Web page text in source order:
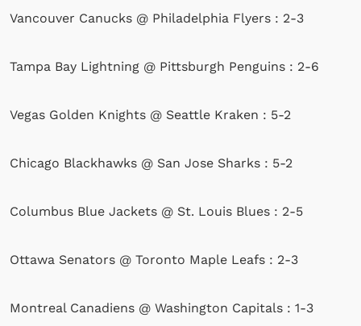
Vancouver Canucks @ Philadelphia Flyers : 2-3
Tampa Bay Lightning @ Pittsburgh Penguins : 2-6
Vegas Golden Knights @ Seattle Kraken : 5-2
Chicago Blackhawks @ San Jose Sharks : 5-2
Columbus Blue Jackets @ St. Louis Blues : 2-5
Ottawa Senators @ Toronto Maple Leafs : 2-3
Montreal Canadiens @ Washington Capitals : 1-3